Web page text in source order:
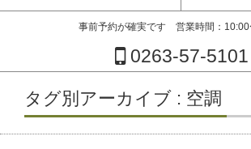
事前予約が確実です 営業時間：
0263-57-5101
コンテンツに移動
タグ別アーカイブ : 空調